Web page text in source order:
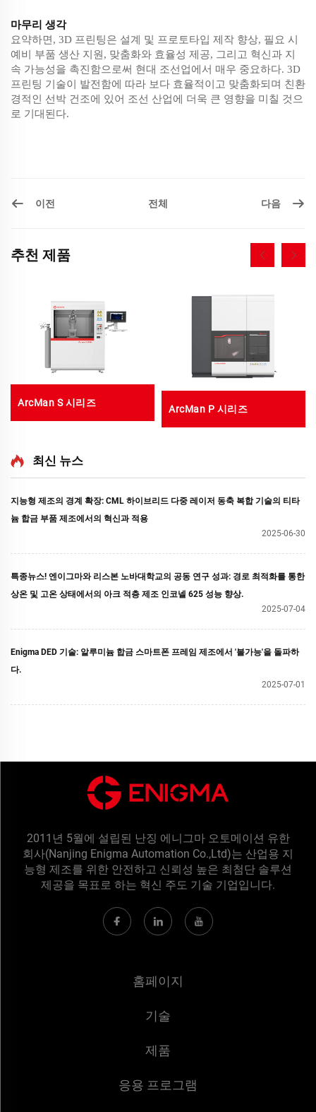
마무리 생각
요약하면, 3D 프린팅은 설계 및 프로토타입 제작 향상, 필요 시
예비 부품 생산 지원, 맞춤화와 효율성 제공, 그리고 혁신과 지
속 가능성을 촉진함으로써 현대 조선업에서 매우 중요하다. 3D
프린팅 기술이 발전함에 따라 보다 효율적이고 맞춤화되며 친환
경적인 선박 건조에 있어 조선 산업에 더욱 큰 영향을 미칠 것으
로 기대된다.
이전 전체 다음
추천 제품
ArcMan S 시리즈
ArcMan P 시리즈
최신 뉴스
지능형 제조의 경계 확장: CML 하이브리드 다중 레이저 동축 복합 기술의 티타
늄 합금 부품 제조에서의 혁신과 적용
2025-06-30
특종뉴스! 엔이그마와 리스본 노바대학교의 공동 연구 성과: 경로 최적화를 통한
상온 및 고온 상태에서의 아크 적층 제조 인코넬 625 성능 향상.
2025-07-04
Enigma DED 기술: 알루미늄 합금 스마트폰 프레임 제조에서 '불가능'을 돌파하
다.
2025-07-01
2011년 5월에 설립된 난징 에니그마 오토메이션 유한
회사(Nanjing Enigma Automation Co.,Ltd)는 산업용 지
능형 제조를 위한 안전하고 신뢰성 높은 최첨단 솔루션
제공을 목표로 하는 혁신 주도 기술 기업입니다.
홈페이지
기술
제품
응용 프로그램